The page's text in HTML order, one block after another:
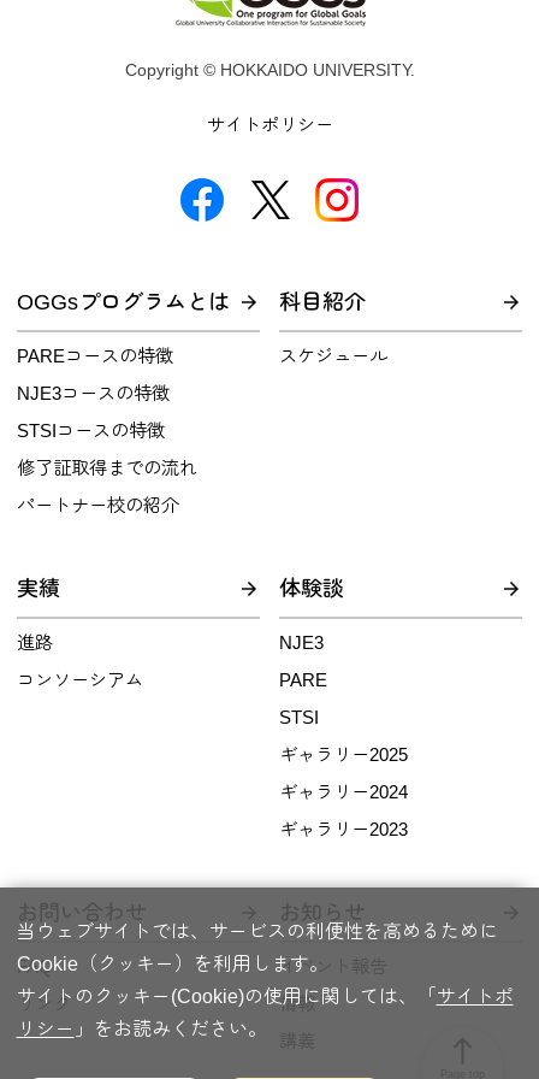
north
Copyright © HOKKAIDO UNIVERSITY.
サイトポリシー
OGGsプログラムとは
PAREコースの特徴
NJE3コースの特徴
STSIコースの特徴
修了証取得までの流れ
パートナー校の紹介
科目紹介
スケジュール
実績
進路
コンソーシアム
体験談
NJE3
PARE
STSI
ギャラリー2025
ギャラリー2024
ギャラリー2023
お問い合わせ
FAQ
リンク
お知らせ
イベント報告
情報
講義
当ウェブサイトでは、サービスの利便性を高めるために
Cookie（クッキー）を利用します。
サイトのクッキー(Cookie)の使用に関しては、「 サイトポ
リシー 」をお読みください。